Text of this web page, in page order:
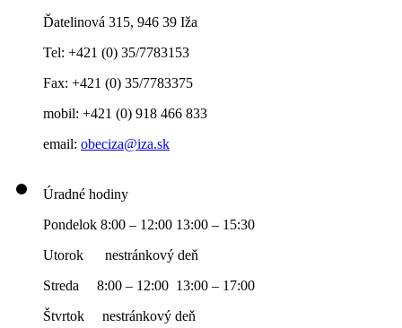
Ďatelinová 315, 946 39 Iža
Tel: +421 (0) 35/7783153
Fax: +421 (0) 35/7783375
mobil: +421 (0) 918 466 833
email: obeciza@iza.sk
Úradné hodiny
Pondelok 8:00 – 12:00 13:00 – 15:30
Utorok nestránkový deň
Streda 8:00 – 12:00 13:00 – 17:00
Štvrtok nestránkový deň